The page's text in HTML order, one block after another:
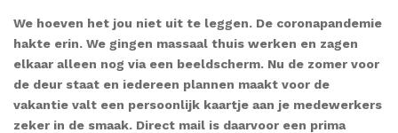
We hoeven het jou niet uit te leggen. De coronapandemie
hakte erin. We gingen massaal thuis werken en zagen
elkaar alleen nog via een beeldscherm. Nu de zomer voor
de deur staat en iedereen plannen maakt voor de
vakantie valt een persoonlijk kaartje aan je medewerkers
zeker in de smaak. Direct mail is daarvoor een prima